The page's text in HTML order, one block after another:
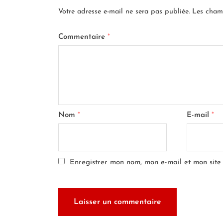
Votre adresse e-mail ne sera pas publiée. Les
Commentaire *
Nom * E-mail *
Enregistrer mon nom, mon e-mail et mon